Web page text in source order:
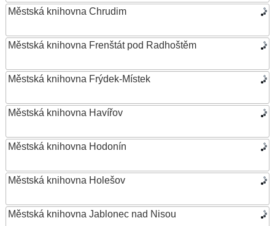
Městská knihovna Chrudim
Městská knihovna Frenštát pod Radhoštěm
Městská knihovna Frýdek-Místek
Městská knihovna Havířov
Městská knihovna Hodonín
Městská knihovna Holešov
Městská knihovna Jablonec nad Nisou